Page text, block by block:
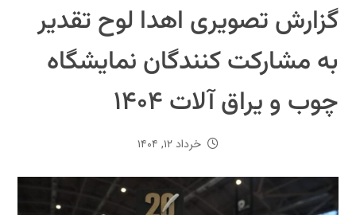
گزارش تصویری اهدا لوح تقدیر
به مشارکت کنندگان نمایشگاه
چوب و یراق آلات ۱۴۰۴
خرداد ۱۲, ۱۴۰۴